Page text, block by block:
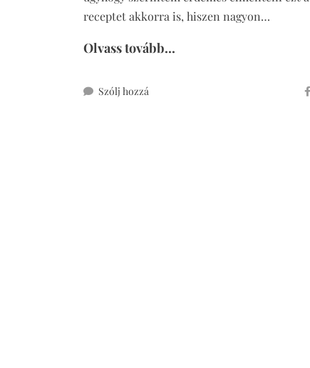
receptet akkorra is, hiszen nagyon…
Olvass tovább...
Szólj hozzá